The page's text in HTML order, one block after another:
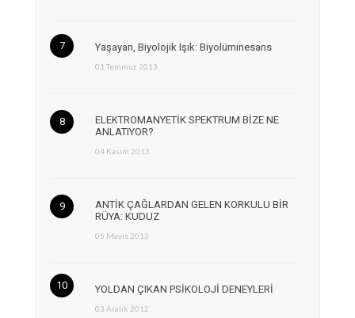
Yaşayan, Biyolojik Işık: Biyolüminesans
01 Temmuz 2013
ELEKTROMANYETİK SPEKTRUM BİZE NE
ANLATIYOR?
04 Kasım 2013
ANTİK ÇAĞLARDAN GELEN KORKULU BİR
RÜYA: KUDUZ
05 Mayıs 2013
YOLDAN ÇIKAN PSİKOLOJİ DENEYLERİ
03 Aralık 2012